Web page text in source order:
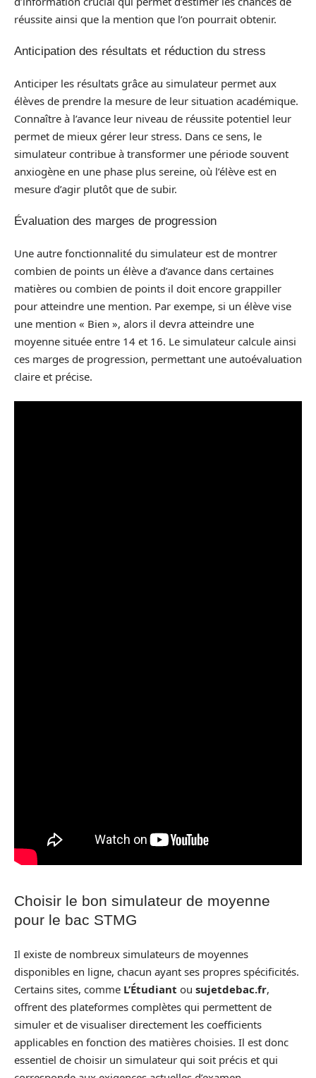
réussite ainsi que la mention que l’on pourrait obtenir.
Anticipation des résultats et réduction du stress
Anticiper les résultats grâce au simulateur permet aux
élèves de prendre la mesure de leur situation académique.
Connaître à l’avance leur niveau de réussite potentiel leur
permet de mieux gérer leur stress. Dans ce sens, le
simulateur contribue à transformer une période souvent
anxiogène en une phase plus sereine, où l’élève est en
mesure d’agir plutôt que de subir.
Évaluation des marges de progression
Une autre fonctionnalité du simulateur est de montrer
combien de points un élève a d’avance dans certaines
matières ou combien de points il doit encore grappiller
pour atteindre une mention. Par exempe, si un élève vise
une mention « Bien », alors il devra atteindre une
moyenne située entre 14 et 16. Le simulateur calcule ainsi
ces marges de progression, permettant une autoévaluation
claire et précise.
Choisir le bon simulateur de moyenne
pour le bac STMG
Il existe de nombreux simulateurs de moyennes
disponibles en ligne, chacun ayant ses propres spécificités.
Certains sites, comme L’Étudiant ou sujetdebac.fr,
offrent des plateformes complètes qui permettent de
simuler et de visualiser directement les coefficients
applicables en fonction des matières choisies. Il est donc
essentiel de choisir un simulateur qui soit précis et qui